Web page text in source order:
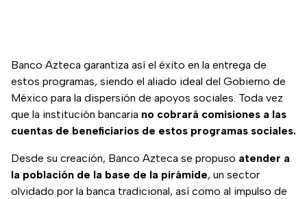
Banco Azteca garantiza así el éxito en la entrega de
estos programas, siendo el aliado ideal del Gobierno de
México para la dispersión de apoyos sociales. Toda vez
que la institución bancaria no cobrará comisiones a las
cuentas de beneficiarios de estos programas sociales.
Desde su creación, Banco Azteca se propuso atender a
la población de la base de la pirámide, un sector
olvidado por la banca tradicional, así como al impulso de